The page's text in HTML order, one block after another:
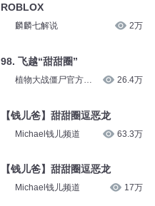
ROBLOX
麟麟七解说 2万
98. 飞越“甜甜圈”
植物大战僵尸官方频
26.4万
【钱儿爸】甜甜圈逗恶龙
Michael钱儿频道 63.3万
【钱儿爸】甜甜圈逗恶龙
Michael钱儿频道 17万